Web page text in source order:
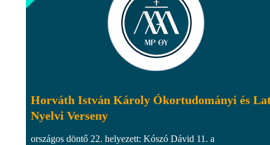
Horváth István Károly Ókortudományi és
Nyelvi Verseny
országos döntő 22. helyezett: Kószó Dávid 11. a